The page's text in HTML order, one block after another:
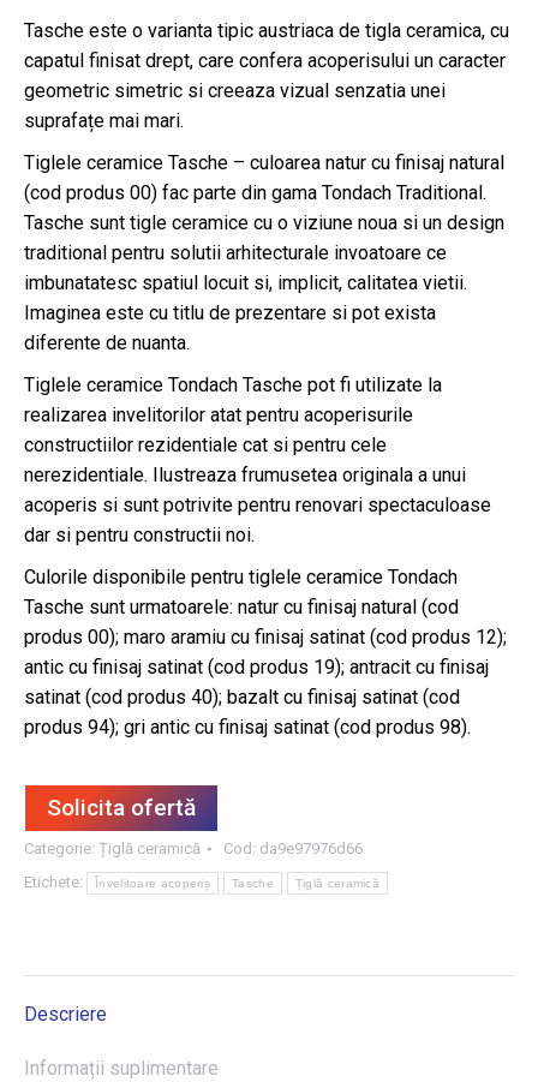
Tasche este o varianta tipic austriaca de tigla ceramica, cu
capatul finisat drept, care confera acoperisului un caracter
geometric simetric si creeaza vizual senzatia unei
suprafațe mai mari.
Tiglele ceramice Tasche – culoarea natur cu finisaj natural
(cod produs 00) fac parte din gama Tondach Traditional.
Tasche sunt tigle ceramice cu o viziune noua si un design
traditional pentru solutii arhitecturale invoatoare ce
imbunatatesc spatiul locuit si, implicit, calitatea vietii.
Imaginea este cu titlu de prezentare si pot exista
diferente de nuanta.
Tiglele ceramice Tondach Tasche pot fi utilizate la
realizarea invelitorilor atat pentru acoperisurile
constructiilor rezidentiale cat si pentru cele
nerezidentiale. Ilustreaza frumusetea originala a unui
acoperis si sunt potrivite pentru renovari spectaculoase
dar si pentru constructii noi.
Culorile disponibile pentru tiglele ceramice Tondach
Tasche sunt urmatoarele: natur cu finisaj natural (cod
produs 00); maro aramiu cu finisaj satinat (cod produs 12);
antic cu finisaj satinat (cod produs 19); antracit cu finisaj
satinat (cod produs 40); bazalt cu finisaj satinat (cod
produs 94); gri antic cu finisaj satinat (cod produs 98).
Solicita ofertă
Categorie: Țiglă ceramică Cod: da9e97976d66
Etichete:
Învelitoare acoperiș Tasche Țiglă ceramică
Descriere
Informații suplimentare